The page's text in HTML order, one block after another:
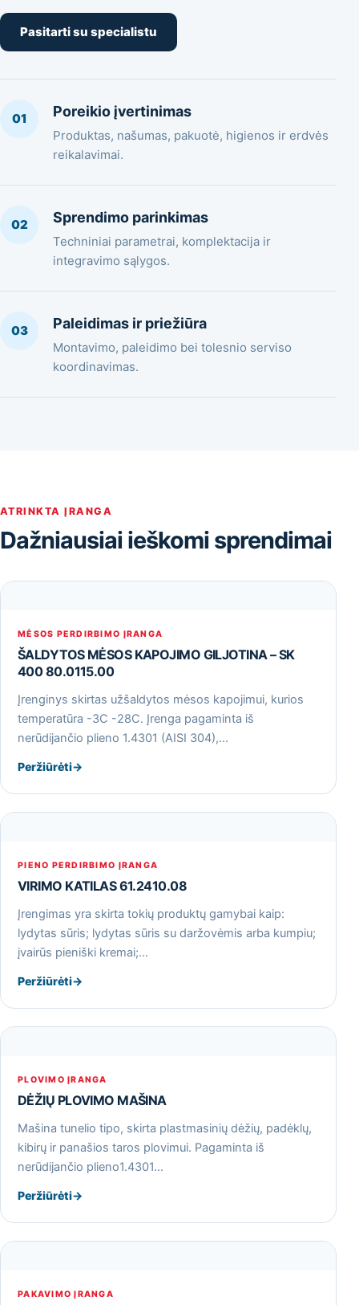
Pasitarti su specialistu
01 Poreikio įvertinimas
Produktas, našumas, pakuotė, higienos ir erdvės
reikalavimai.
02 Sprendimo parinkimas
Techniniai parametrai, komplektacija ir
integravimo sąlygos.
03 Paleidimas ir priežiūra
Montavimo, paleidimo bei tolesnio serviso
koordinavimas.
ATRINKTA ĮRANGA
Dažniausiai ieškomi sprendimai
MĖSOS PERDIRBIMO ĮRANGA
ŠALDYTOS MĖSOS KAPOJIMO GILJOTINA – SK
400 80.0115.00
Įrenginys skirtas užšaldytos mėsos kapojimui, kurios
temperatūra -3С -28С. Įrenga pagaminta iš
nerūdijančio plieno 1.4301 (AISI 304),…
Peržiūrėti→
PIENO PERDIRBIMO ĮRANGA
VIRIMO KATILAS 61.2410.08
Įrengimas yra skirta tokių produktų gamybai kaip:
lydytas sūris; lydytas sūris su daržovėmis arba kumpiu;
įvairūs pieniški kremai;…
Peržiūrėti→
PLOVIMO ĮRANGA
DĖŽIŲ PLOVIMO MAŠINA
Mašina tunelio tipo, skirta plastmasinių dėžių, padėklų,
kibirų ir panašios taros plovimui. Pagaminta iš
nerūdijančio plieno1.4301…
Peržiūrėti→
PAKAVIMO ĮRANGA